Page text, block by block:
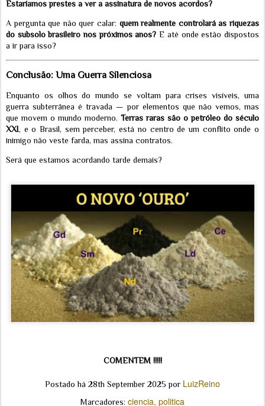
Estaríamos prestes a ver a assinatura de novos acordos?
A pergunta que não quer calar: quem realmente controlará as riquezas
do subsolo brasileiro nos próximos anos? E até onde estão dispostos
a ir para isso?
Conclusão: Uma Guerra Silenciosa
Enquanto os olhos do mundo se voltam para crises visíveis, uma
guerra subterrânea é travada — por elementos que não vemos, mas
que movem o mundo moderno. Terras raras são o petróleo do século
XXI, e o Brasil, sem perceber, está no centro de um conflito onde o
inimigo não veste farda, mas assina contratos.
Será que estamos acordando tarde demais?
COMENTEM !!!!!
Postado há 28th September 2025 por LuizReino
Marcadores: ciencia politica